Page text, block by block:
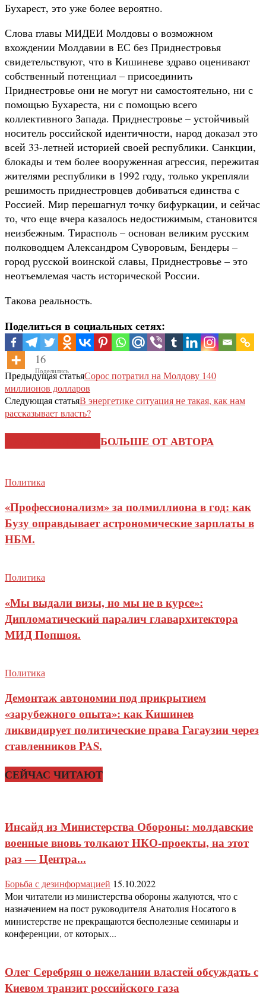
Бухарест, это уже более вероятно.
Слова главы МИДЕИ Молдовы о возможном
вхождении Молдавии в ЕС без Приднестровья
свидетельствуют, что в Кишиневе здраво оценивают
собственный потенциал – присоединить
Приднестровье они не могут ни самостоятельно, ни с
помощью Бухареста, ни с помощью всего
коллективного Запада. Приднестровье – устойчивый
носитель российской идентичности, народ доказал это
всей 33-летней историей своей республики. Санкции,
блокады и тем более вооруженная агрессия, пережитая
жителями республики в 1992 году, только укрепляли
решимость приднестровцев добиваться единства с
Россией. Мир перешагнул точку бифуркации, и сейчас
то, что еще вчера казалось недостижимым, становится
неизбежным. Тирасполь – основан великим русским
полководцем Александром Суворовым, Бендеры –
город русской воинской славы, Приднестровье – это
неотъемлемая часть исторической России.
Такова реальность.
Поделиться в социальных сетях:
16
Поделились
Предыдущая статьяСорос потратил на Молдову 140
миллионов долларов
Следующая статьяВ энергетике ситуация не такая, как нам
рассказывает власть?
БОЛЬШЕ ОТ АВТОРА
Политика
«Профессионализм» за полмиллиона в год: как
Бузу оправдывает астрономические зарплаты в
НБМ.
Политика
«Мы выдали визы, но мы не в курсе»:
Дипломатический паралич главархитектора
МИД Попшоя.
Политика
Демонтаж автономии под прикрытием
«зарубежного опыта»: как Кишинев
ликвидирует политические права Гагаузии через
ставленников PAS.
СЕЙЧАС ЧИТАЮТ
Инсайд из Министерства Обороны: молдавские
военные вновь толкают НКО-проекты, на этот
раз — Центра...
Борьба с дезинформацией 15.10.2022
Мои читатели из министерства обороны жалуются, что с
назначением на пост руководителя Анатолия Носатого в
министерстве не прекращаются бесполезные семинары и
конференции, от которых...
Олег Серебрян о нежелании властей обсуждать с
Киевом транзит российского газа